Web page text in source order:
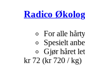
Radico
For alle
Spesielt
Gjør håret
kr 72 (kr 720 / kg)